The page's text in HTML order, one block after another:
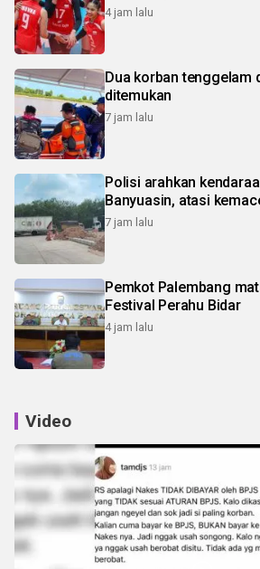
4 jam lalu
Dua korban tenggelam
ditemukan
7 jam lalu
Polisi arahkan
Banyuasin, atasi
7 jam lalu
Pemkot Palembang
Festival Perahu Bidar
4 jam lalu
Video